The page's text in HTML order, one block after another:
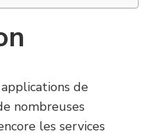
de
nombreuses
les services